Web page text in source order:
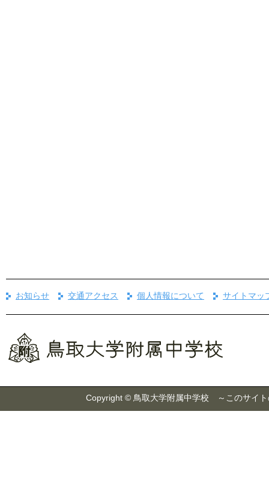
お知らせ 交通アクセス 個人情報について サイトマッ
Copyright © 鳥取大学附属中学校 ～このサイト